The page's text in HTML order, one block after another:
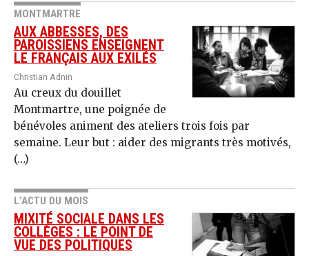
MONTMARTRE
AUX ABBESSES, DES
PAROISSIENS ENSEIGNENT
LE FRANÇAIS AUX EXILÉS
Christian Adnin
Au creux du douillet
Montmartre, une poignée de
bénévoles animent des ateliers trois fois par
semaine. Leur but : aider des migrants très motivés,
(…)
L’ACTU DU MOIS
MIXITÉ SOCIALE DANS LES
COLLÈGES : LE POINT DE
VUE DES POLITIQUES